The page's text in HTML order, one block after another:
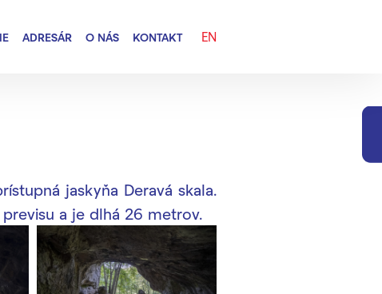
ADRESÁR O NÁS KONTAKT EN
jaskyňa Deravá skala.
a je dlhá 26 metrov.